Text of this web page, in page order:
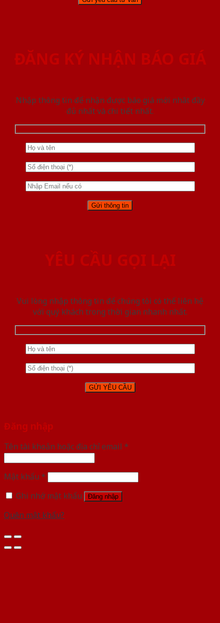
ĐĂNG KÝ NHẬN BÁO GIÁ
Nhập thông tin để nhận được báo giá mới nhât đầy
đủ nhất và chi tiết nhất.
YÊU CẦU GỌI LẠI
Vui lòng nhập thông tin để chúng tôi có thể liên hệ
với quý khách trong thời gian nhanh nhất.
Đăng nhập
Tên tài khoản hoặc địa chỉ email *
Mật khẩu *
Ghi nhớ mật khẩu
Đăng nhập
Quên mật khẩu?